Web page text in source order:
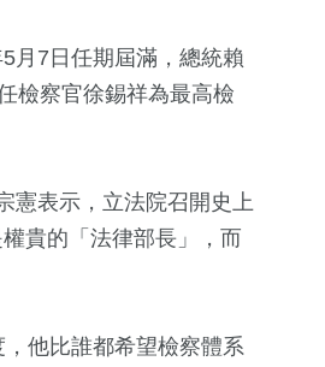
月7日任期屆滿，總統賴
檢察官徐錫祥為最高檢
憲表示，立法院召開史上
貴的「法律部長」，而
他比誰都希望檢察體系